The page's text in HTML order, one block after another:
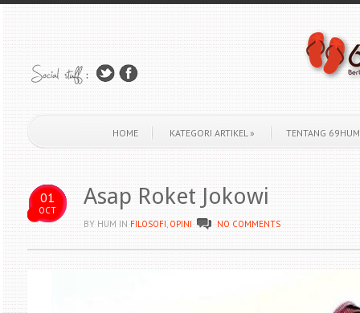
HOME KATEGORI ARTIKEL» TENTANG
01
OCT
Asap Roket Jokowi
BY HUM IN FILOSOFI, OPINI NO COMMENTS